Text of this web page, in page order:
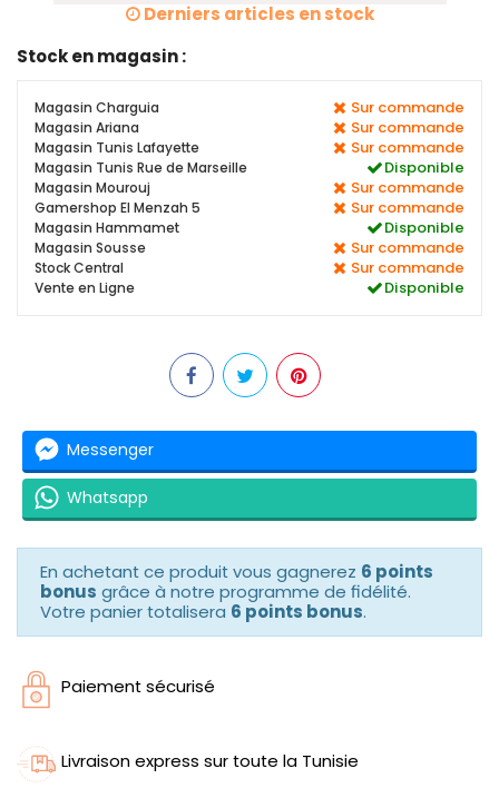
Derniers articles en stock
Stock en magasin :
Magasin Charguia Sur commande
Magasin Ariana Sur commande
Magasin Tunis Lafayette Sur commande
Magasin Tunis Rue de Marseille Disponible
Magasin Mourouj Sur commande
Gamershop El Menzah 5 Sur commande
Magasin Hammamet Disponible
Magasin Sousse Sur commande
Stock Central Sur commande
Vente en Ligne Disponible
Messenger
Whatsapp
En achetant ce produit vous gagnerez 6 points
bonus grâce à notre programme de fidélité.
Votre panier totalisera 6 points bonus.
Paiement sécurisé
Livraison express sur toute la Tunisie